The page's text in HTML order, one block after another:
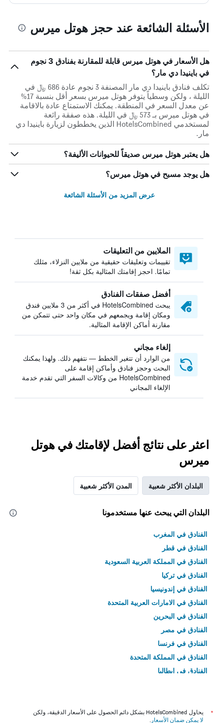
الأسئلة الشائعة عند حجز هوتل ميرس
هل الأسعار في هوتل ميرس قابلة للمقارنة بفنادق 3 نجوم
في باينيدا دي مار؟
تكلف فنادق باينيدا دي مار المصنفة 3 نجوم عادة 686 ﷼ في
الليلة ، ولكن وسطياً يتوفر هوتل ميرس بسعر أقل بنسبة 17%
عن معدل السعر في المنطقة. يمكنك الاستمتاع عادة بالاقامة
في هوتل ميرس بـ 573 ﷼ في الليلة. هذه صفقة رائعة
لمستخدمي HotelsCombined الذين يخططون لزيارة باينيدا دي
مار.
هل يعتبر هوتل ميرس صديقاً للحيوانات الأليفة؟
هل يوجد مسبح في هوتل ميرس؟
عرض المزيد من الأسئلة الشائعة
الملايين من التعليقات
تقييمات وتعليقات حقيقية من ملايين النزلاء، مثلك
تمامًا. احجز إقامتك المثالية بكل ثقة!
أفضل صفقات الفنادق
يبحث HotelsCombined في أكثر من 3 ملايين فندق
ومكان إقامة ويجمعهم في مكان واحد حتى تتمكن من
مقارنة أماكن الإقامة المثالية.
إلغاء مجاني
من الوارد أن تتغير الخطط — نتفهم ذلك. ولهذا يمكنك
البحث وحجز فنادق وأماكن إقامة على
HotelsCombined من وكالات السفر التي تقدم خدمة
الإلغاء المجاني
اعثر على نتائج أفضل لإقامتك في هوتل
ميرس
البلدان الأكثر شعبية المدن الأكثر شعبية
البلدان التي يبحث عنها مستخدمونا
الفنادق في المغرب
الفنادق في قطر
الفنادق في المملكة العربية السعودية
الفنادق في تركيا
الفنادق في إندونيسيا
الفنادق في الامارات العربية المتحدة
الفنادق في البحرين
الفنادق في مصر
الفنادق في فرنسا
الفنادق في المملكة المتحدة
الفنادق في إيطاليا
*
يحاول HotelsCombined بشكل دائم الحصول على الأسعار الدقيقة، ولكن
لا يمكن ضمان الأسعار .